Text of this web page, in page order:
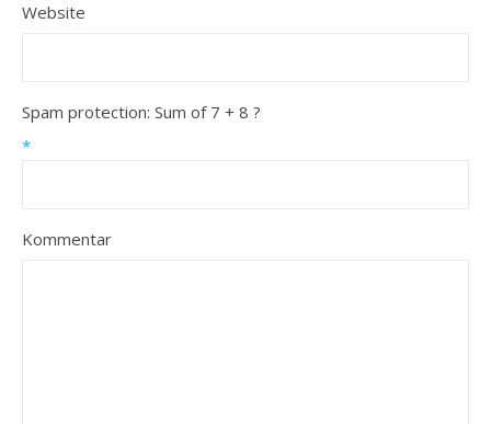
Website
Spam protection: Sum of 7 + 8 ?
*
Kommentar